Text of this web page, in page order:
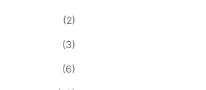
(2)
(3)
(6)